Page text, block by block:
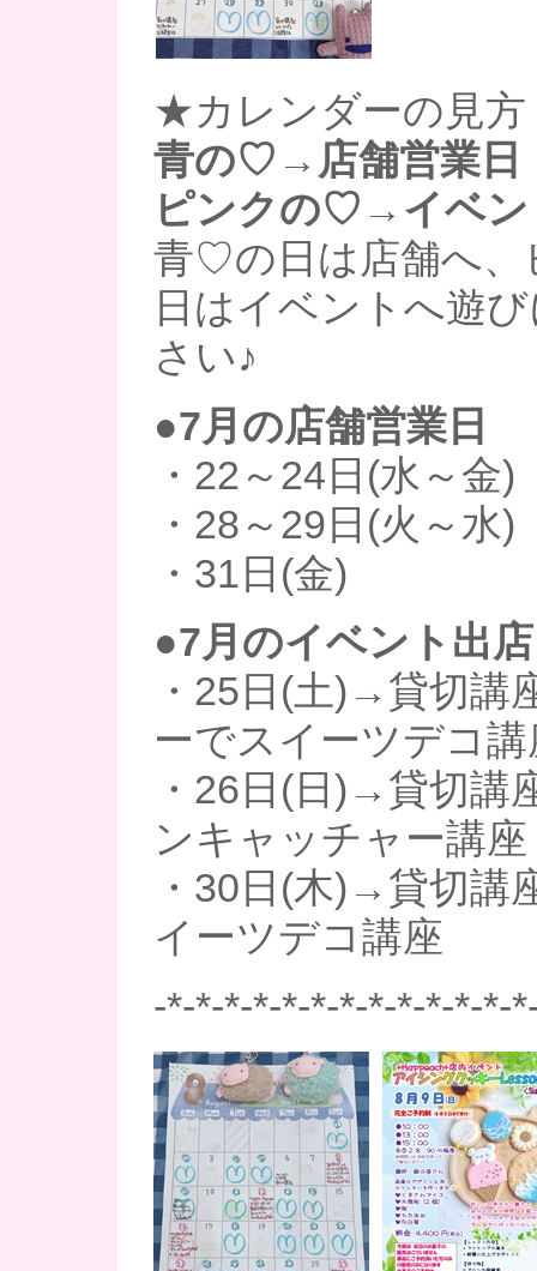
★カレンダーの見方
青の♡→店舗営業日
ピンクの♡→イベン
青♡の日は店舗へ
日はイベントへ遊
さい♪
●7月の店舗営業日
・22～24日(水～金)
・28～29日(火～水)
・31日(金)
●7月のイベント出店
・25日(土)→貸切講
ーでスイーツデコ講
・26日(日)→貸切講
ンキャッチャー講座
・30日(木)→貸切講
イーツデコ講座
-*-*-*-*-*-*-*-*-*-*-*-*-